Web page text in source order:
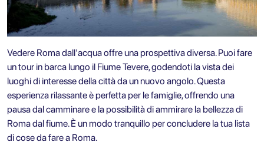
Vedere Roma dall'acqua offre una prospettiva diversa. Puoi fare
un tour in barca lungo il Fiume Tevere, godendoti la vista dei
luoghi di interesse della città da un nuovo angolo. Questa
esperienza rilassante è perfetta per le famiglie, offrendo una
pausa dal camminare e la possibilità di ammirare la bellezza di
Roma dal fiume. È un modo tranquillo per concludere la tua lista
di cose da fare a Roma.